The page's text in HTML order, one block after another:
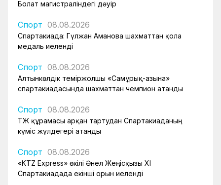
Болат магистраліндегі дәуір
Спорт 08.08.2026
Спартакиада: Гүлжан Аманова шахматтан қола
медаль иеленді
Спорт 08.08.2026
Алтынкөлдік теміржолшы «Самұрық-Қазына»
спартакиадасында шахматтан чемпион атанды
Спорт 08.08.2026
ҚТЖ құрамасы арқан тартудан Спартакиаданың
күміс жүлдегері атанды
Спорт 08.08.2026
«KTZ Express» өкілі Әнел Жеңісқызы XI
Спартакиадада екінші орын иеленді